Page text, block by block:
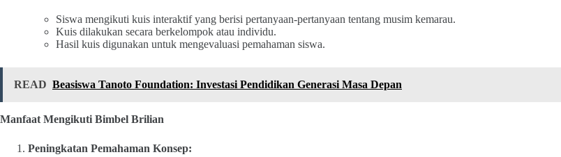
Siswa mengikuti kuis interaktif yang berisi pertanyaan-pertanyaan tentang musim kemarau.
Kuis dilakukan secara berkelompok atau individu.
Hasil kuis digunakan untuk mengevaluasi pemahaman siswa.
READ Beasiswa Tanoto Foundation: Investasi Pendidikan Generasi Masa Depan
Manfaat Mengikuti Bimbel Brilian
Peningkatan Pemahaman Konsep: